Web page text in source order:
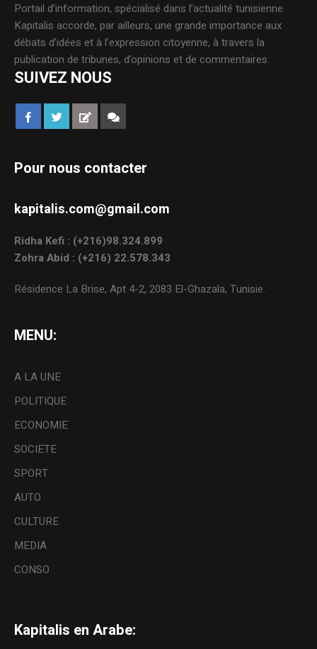
Portail d’information, spécialisé dans l’actualité tunisienne.
Kapitalis accorde, par ailleurs, une grande importance aux
débats d’idées et à l’expression citoyenne, à travers la
publication de tribunes, d’opinions et de commentaires.
SUIVEZ NOUS
Pour nous contacter
kapitalis.com@gmail.com
Ridha Kefi : (+216)98.324.899
Zohra Abid : (+216) 22.578.343
Résidence La Brise, Apt 4-2, 2083 El-Ghazala, Tunisie.
MENU:
A LA UNE
POLITIQUE
ECONOMIE
SOCIETE
SPORT
AUTO
CULTURE
MEDIA
CONSO
Kapitalis en Arabe: